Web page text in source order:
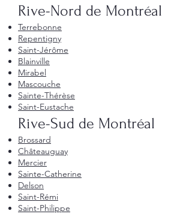
Rive-Nord de Montréal
Terrebonne
Repentigny
Saint-Jérôme
Blainville
Mirabel
Mascouche
Sainte-Thérèse
Saint-Eustache
Rive-Sud de Montréal
Brossard
Châteauguay
Mercier
Sainte-Catherine
Delson
Saint-Rémi
Saint-Philippe